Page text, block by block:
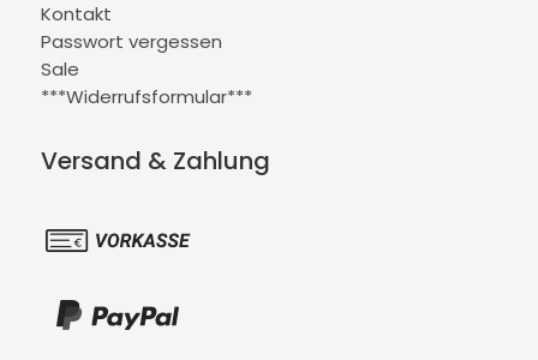
Kontakt
Passwort vergessen
Sale
***Widerrufsformular***
Versand & Zahlung